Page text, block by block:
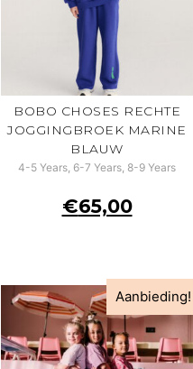
BOBO CHOSES RECHTE
JOGGINGBROEK MARINE
BLAUW
4-5 Years, 6-7 Years, 8-9 Years
€65,00
Aanbieding!